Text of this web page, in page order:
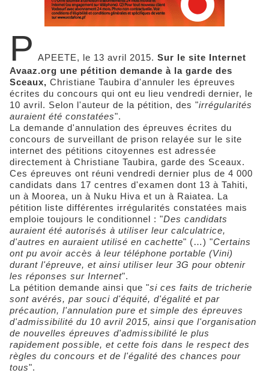
P APEETE, le 13 avril 2015. Sur le site Internet
Avaaz.org une pétition demande à la garde des
Sceaux, Christiane Taubira d'annuler les épreuves
écrites du concours qui ont eu lieu vendredi dernier, le
10 avril. Selon l'auteur de la pétition, des "irrégularités
auraient été constatées".
La demande d'annulation des épreuves écrites du
concours de surveillant de prison relayée sur le site
internet des pétitions citoyennes est adressée
directement à Christiane Taubira, garde des Sceaux.
Ces épreuves ont réuni vendredi dernier plus de 4 000
candidats dans 17 centres d'examen dont 13 à Tahiti,
un à Moorea, un à Nuku Hiva et un à Raiatea. La
pétition liste différentes irrégularités constatées mais
emploie toujours le conditionnel : "Des candidats
auraient été autorisés à utiliser leur calculatrice,
d'autres en auraient utilisé en cachette" (…) "Certains
ont pu avoir accès à leur téléphone portable (Vini)
durant l'épreuve, et ainsi utiliser leur 3G pour obtenir
les réponses sur Internet".
La pétition demande ainsi que "si ces faits de tricherie
sont avérés, par souci d'équité, d'égalité et par
précaution, l'annulation pure et simple des épreuves
d'admissibilité du 10 avril 2015, ainsi que l'organisation
de nouvelles épreuves d'admissibilité le plus
rapidement possible, et cette fois dans le respect des
règles du concours et de l'égalité des chances pour
tous".